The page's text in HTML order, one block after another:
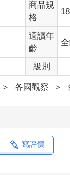
商品規
格
適讀年
齡
級別
＞ 各國觀察 ＞
寫評價